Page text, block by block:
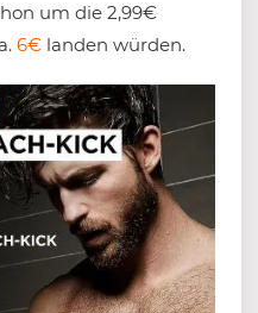
um die 2,99€
6€ landen würden.